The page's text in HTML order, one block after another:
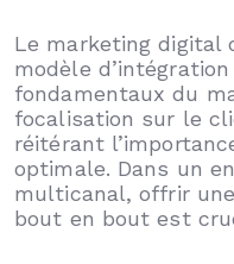
Le marketing digital
modèle
fondamentaux du
focalisation sur le
réitérant
optimale. Dans un
multicanal, offrir
bout en bout est